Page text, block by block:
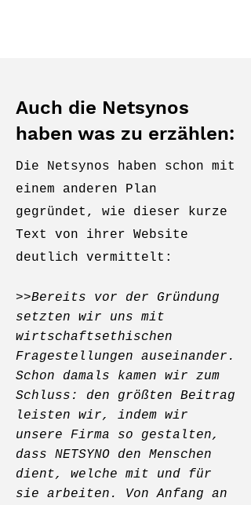
Auch die Netsynos
haben was zu erzählen:
Die Netsynos haben schon mit
einem anderen Plan
gegründet, wie dieser kurze
Text von ihrer Website
deutlich vermittelt:
>>Bereits vor der Gründung
setzten wir uns mit
wirtschaftsethischen
Fragestellungen auseinander.
Schon damals kamen wir zum
Schluss: den größten Beitrag
leisten wir, indem wir
unsere Firma so gestalten,
dass NETSYNO den Menschen
dient, welche mit und für
sie arbeiten. Von Anfang an